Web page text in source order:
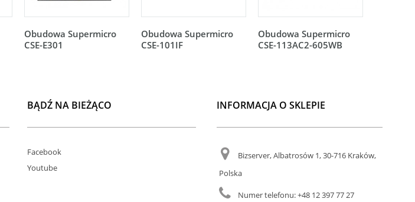
Obudowa Supermicro
CSE-E301
Obudowa Supermicro
CSE-101IF
Obudowa Supermicro
CSE-113AC2-605WB
BĄDŹ NA BIEŻĄCO
Facebook
Youtube
INFORMACJA O SKLEPIE
Bizserver, Albatrosów 1, 30-716 Kraków,
Polska
Numer telefonu:+48 12 397 77 27